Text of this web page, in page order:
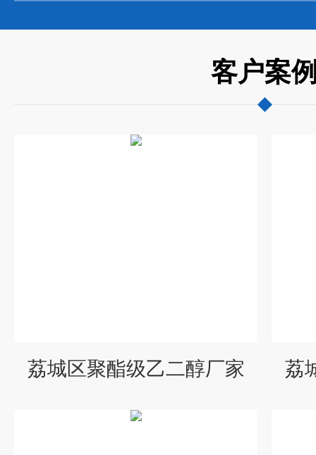
客户案
荔城区聚酯级乙二醇厂家 荔